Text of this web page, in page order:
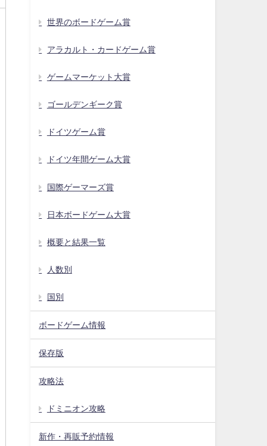
世界のボードゲーム賞
アラカルト・カードゲーム賞
ゲームマーケット大賞
ゴールデンギーク賞
ドイツゲーム賞
ドイツ年間ゲーム大賞
国際ゲーマーズ賞
日本ボードゲーム大賞
概要と結果一覧
人数別
国別
ボードゲーム情報
保存版
攻略法
ドミニオン攻略
新作・再販予約情報